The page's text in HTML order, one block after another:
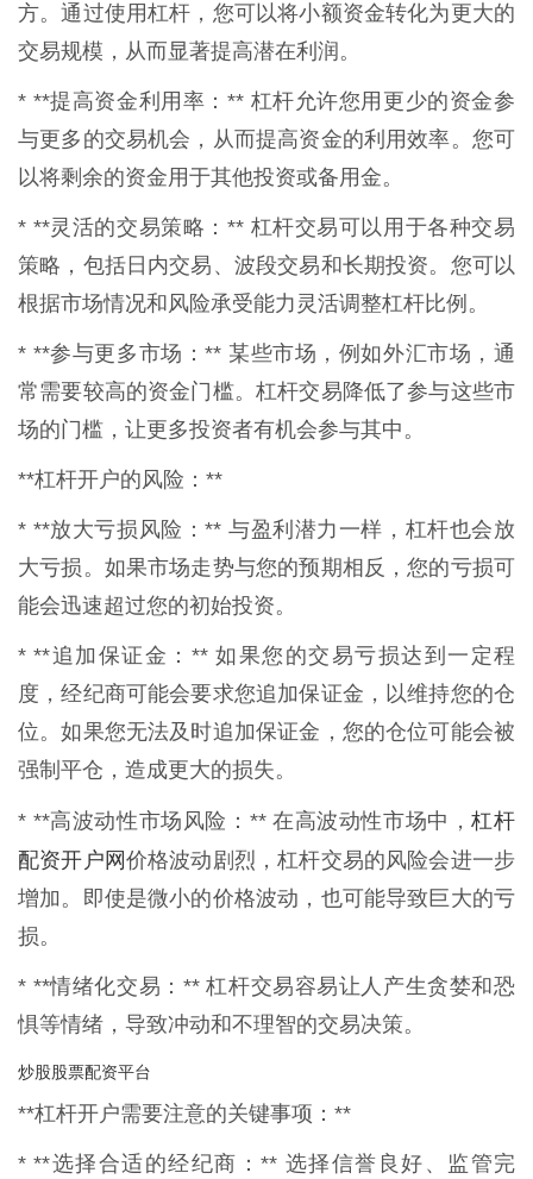
方。通过使用杠杆，您可以将小额资金转化为更大的
交易规模，从而显著提高潜在利润。
* **提高资金利用率：** 杠杆允许您用更少的资金参
与更多的交易机会，从而提高资金的利用效率。您可
以将剩余的资金用于其他投资或备用金。
* **灵活的交易策略：** 杠杆交易可以用于各种交易
策略，包括日内交易、波段交易和长期投资。您可以
根据市场情况和风险承受能力灵活调整杠杆比例。
* **参与更多市场：** 某些市场，例如外汇市场，通
常需要较高的资金门槛。杠杆交易降低了参与这些市
场的门槛，让更多投资者有机会参与其中。
**杠杆开户的风险：**
* **放大亏损风险：** 与盈利潜力一样，杠杆也会放
大亏损。如果市场走势与您的预期相反，您的亏损可
能会迅速超过您的初始投资。
* **追加保证金：** 如果您的交易亏损达到一定程
度，经纪商可能会要求您追加保证金，以维持您的仓
位。如果您无法及时追加保证金，您的仓位可能会被
强制平仓，造成更大的损失。
* **高波动性市场风险：** 在高波动性市场中，杠杆
配资开户网价格波动剧烈，杠杆交易的风险会进一步
增加。即使是微小的价格波动，也可能导致巨大的亏
损。
* **情绪化交易：** 杠杆交易容易让人产生贪婪和恐
惧等情绪，导致冲动和不理智的交易决策。
炒股股票配资平台
**杠杆开户需要注意的关键事项：**
* **选择合适的经纪商：** 选择信誉良好、监管完